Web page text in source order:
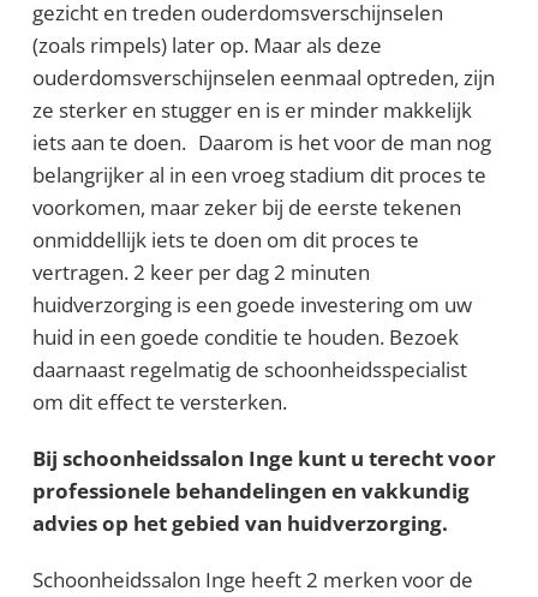
gezicht en treden ouderdomsverschijnselen
(zoals rimpels) later op. Maar als deze
ouderdomsverschijnselen eenmaal optreden, zijn
ze sterker en stugger en is er minder makkelijk
iets aan te doen. Daarom is het voor de man nog
belangrijker al in een vroeg stadium dit proces te
voorkomen, maar zeker bij de eerste tekenen
onmiddellijk iets te doen om dit proces te
vertragen. 2 keer per dag 2 minuten
huidverzorging is een goede investering om uw
huid in een goede conditie te houden. Bezoek
daarnaast regelmatig de schoonheidsspecialist
om dit effect te versterken.
Bij schoonheidssalon Inge kunt u terecht voor
professionele behandelingen en vakkundig
advies op het gebied van huidverzorging.
Schoonheidssalon Inge heeft 2 merken voor de